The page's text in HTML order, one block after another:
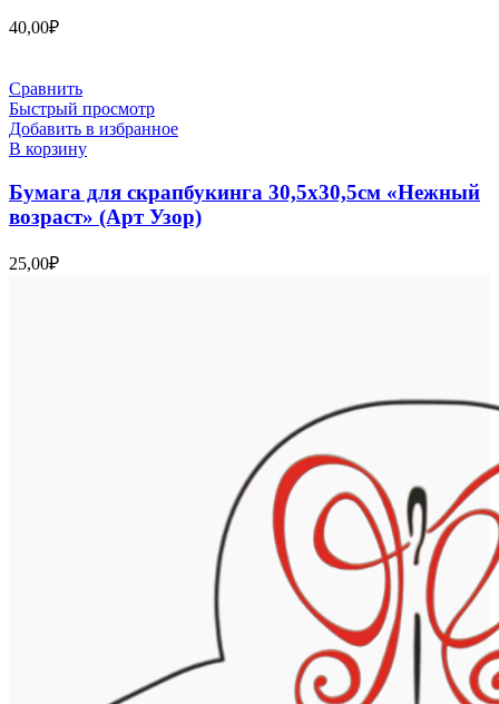
40,00₽
Сравнить
Быстрый просмотр
Добавить в избранное
В корзину
Бумага для скрапбукинга 30,5х30,5см «Нежный
возраст» (Арт Узор)
25,00₽